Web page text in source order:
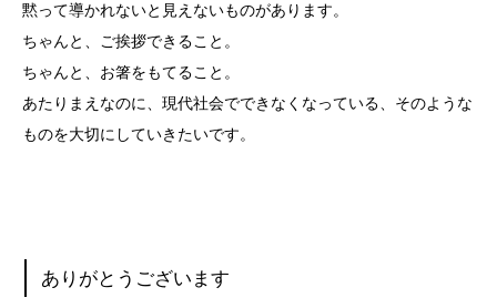
黙って導かれないと見えないものがあります。
ちゃんと、ご挨拶できること。
ちゃんと、お箸をもてること。
あたりまえなのに、現代社会でできなくなっている、そのような
ものを大切にしていきたいです。
ありがとうございます